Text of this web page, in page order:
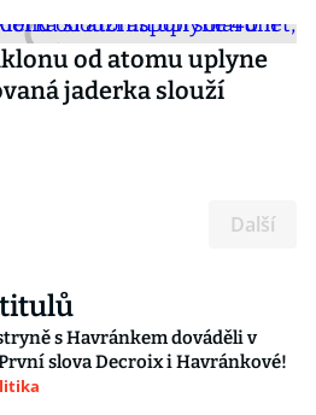
od atomu uplyne
jaderka slouží
Další
titulů
s Havránkem dováděli v
slova Decroix i Havránkové!